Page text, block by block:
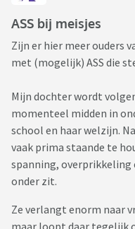
ASS bij meisjes
Zijn er hier meer ouders
met (mogelijk) ASS die
Mijn dochter wordt
momenteel midden in
school en haar welzijn.
vaak prima staande te
spanning,
onder zit.
Ze verlangt enorm naar